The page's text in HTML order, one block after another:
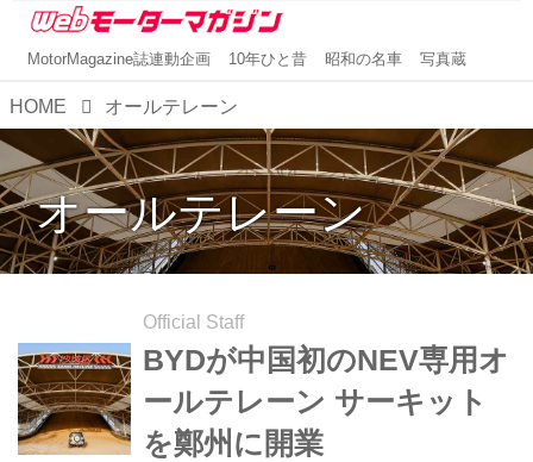
MotorMagazine誌連動企画 10年ひと昔 昭和の名車 写真蔵
HOME オールテレーン
オールテレーン
Official Staff
BYDが中国初のNEV専用オ
ールテレーン サーキット
を鄭州に開業